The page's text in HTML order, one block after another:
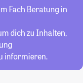
Fach Beratung in
dich zu Inhalten,
informieren.